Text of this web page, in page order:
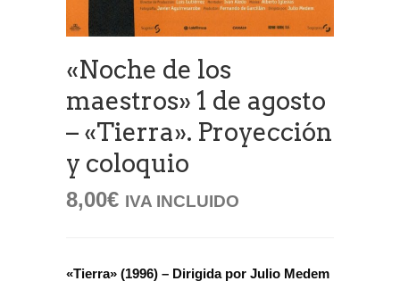
«Noche de los
maestros» 1 de agosto
– «Tierra». Proyección
y coloquio
8,00€ IVA INCLUIDO
«Tierra» (1996) – Dirigida por Julio Medem